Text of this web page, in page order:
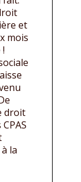
et
mois
droit
la